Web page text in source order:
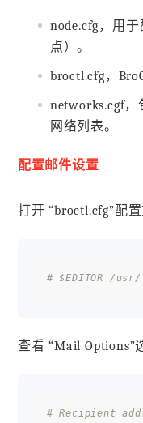
node.cfg，用
点）。
broctl.cfg，
networks.cgf，
网络列表。
配置邮件设置
打开 “broctl.cfg”配
# $EDITOR /
查看 “Mail Options”
# Recipient